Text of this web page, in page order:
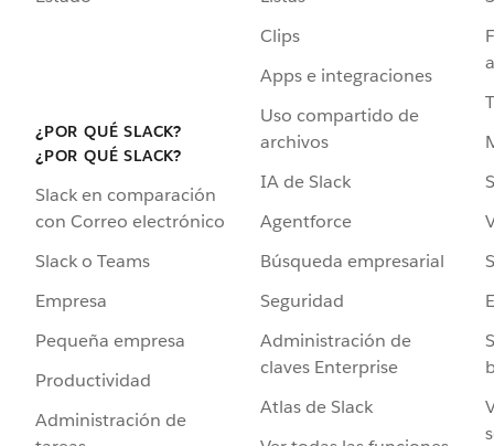
¿POR QUÉ SLACK?
¿POR QUÉ SLACK?
Slack en comparación
con Correo electrónico
Slack o Teams
Empresa
Pequeña empresa
Productividad
Administración de
Clips
Apps e integraciones
Uso compartido de
archivos
IA de Slack
Agentforce
Búsqueda empresarial
Seguridad
Administración de
claves Enterprise
Atlas de Slack